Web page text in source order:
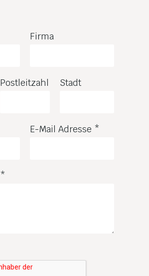
Firma
Postleitzahl Stadt
E-Mail Adresse *
*